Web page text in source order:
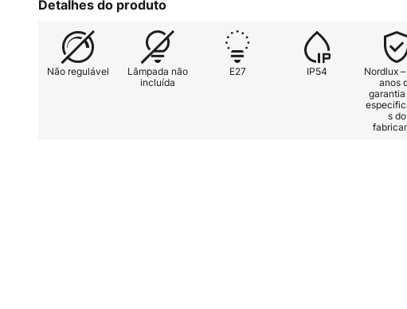
Detalhes do produto
Não regulável
Lâmpada não
incluída
E27 IP54
Nordlux
anos
s do